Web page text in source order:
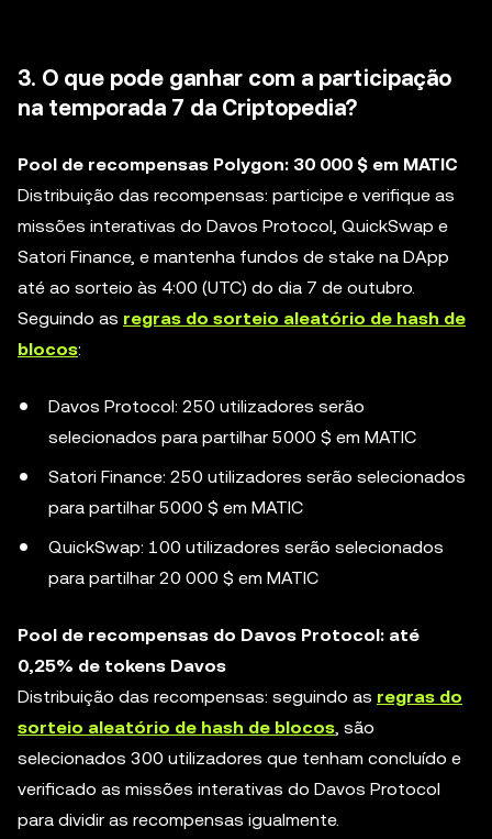
3. O que pode ganhar com a participação
na temporada 7 da Criptopedia?
Pool de recompensas Polygon: 30 000 $ em MATIC
Distribuição das recompensas: participe e verifique as
missões interativas do Davos Protocol, QuickSwap e
Satori Finance, e mantenha fundos de stake na DApp
até ao sorteio às 4:00 (UTC) do dia 7 de outubro.
Seguindo as regras do sorteio aleatório de hash de
blocos:
Davos Protocol: 250 utilizadores serão
selecionados para partilhar 5000 $ em MATIC
Satori Finance: 250 utilizadores serão selecionados
para partilhar 5000 $ em MATIC
QuickSwap: 100 utilizadores serão selecionados
para partilhar 20 000 $ em MATIC
Pool de recompensas do Davos Protocol: até
0,25% de tokens Davos
Distribuição das recompensas: seguindo as regras do
sorteio aleatório de hash de blocos, são
selecionados 300 utilizadores que tenham concluído e
verificado as missões interativas do Davos Protocol
para dividir as recompensas igualmente.